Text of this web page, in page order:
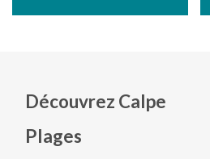
Découvrez Calpe
Plages